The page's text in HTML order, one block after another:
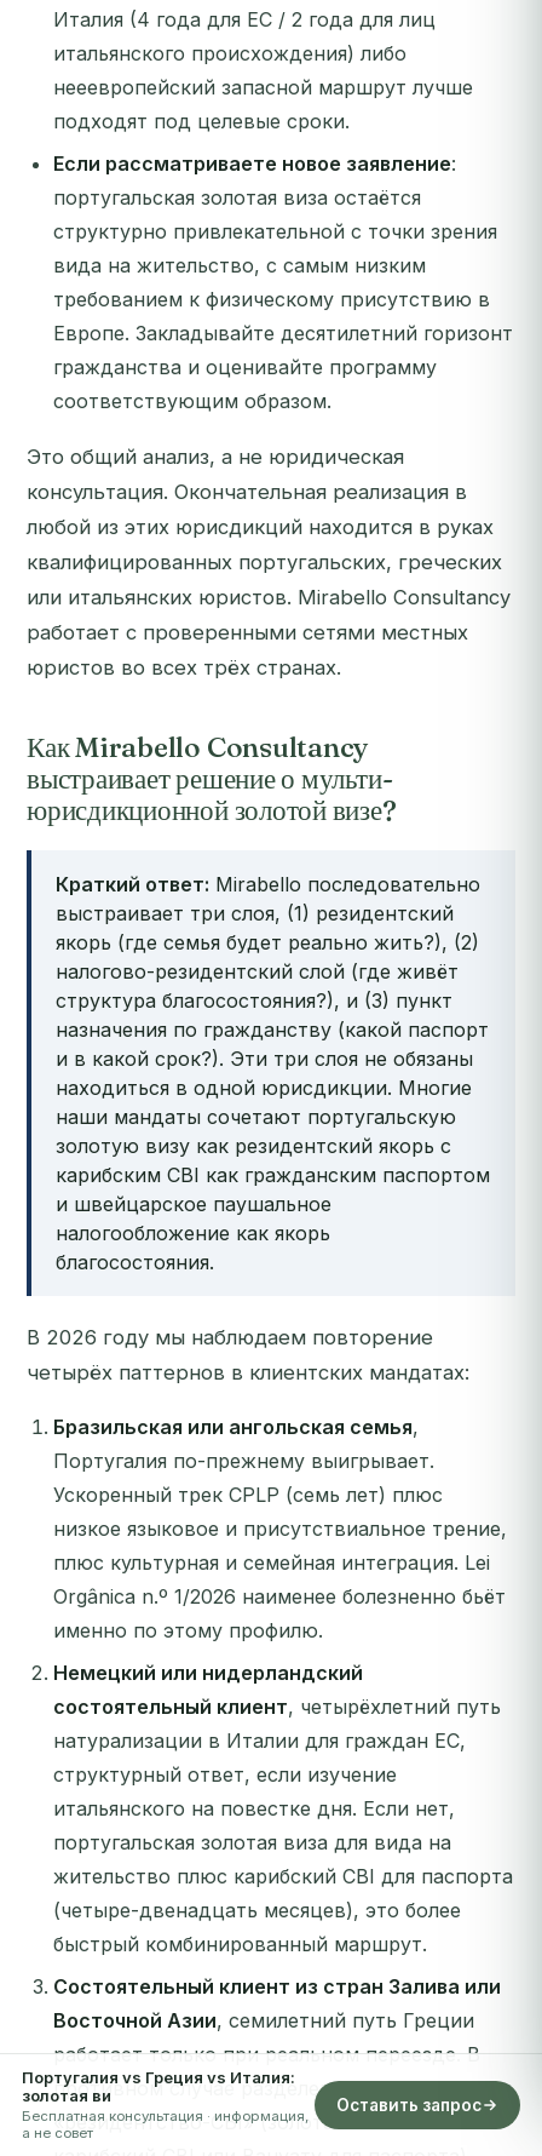
Италия (4 года для ЕС / 2 года для лиц
итальянского происхождения) либо
нееевропейский запасной маршрут лучше
подходят под целевые сроки.
Если рассматриваете новое заявление:
португальская золотая виза остаётся
структурно привлекательной с точки зрения
вида на жительство, с самым низким
требованием к физическому присутствию в
Европе. Закладывайте десятилетний горизонт
гражданства и оценивайте программу
соответствующим образом.
Это общий анализ, а не юридическая
консультация. Окончательная реализация в
любой из этих юрисдикций находится в руках
квалифицированных португальских, греческих
или итальянских юристов. Mirabello Consultancy
работает с проверенными сетями местных
юристов во всех трёх странах.
Как Mirabello Consultancy
выстраивает решение о мульти-
юрисдикционной золотой визе?
Краткий ответ: Mirabello последовательно
выстраивает три слоя, (1) резидентский
якорь (где семья будет реально жить?), (2)
налогово-резидентский слой (где живёт
структура благосостояния?), и (3) пункт
назначения по гражданству (какой паспорт
и в какой срок?). Эти три слоя не обязаны
находиться в одной юрисдикции. Многие
наши мандаты сочетают португальскую
золотую визу как резидентский якорь с
карибским CBI как гражданским паспортом
и швейцарское паушальное
налогообложение как якорь
благосостояния.
В 2026 году мы наблюдаем повторение
четырёх паттернов в клиентских мандатах:
Бразильская или ангольская семья,
Португалия по-прежнему выигрывает.
Ускоренный трек CPLP (семь лет) плюс
низкое языковое и присутствиальное трение,
плюс культурная и семейная интеграция. Lei
Orgânica n.º 1/2026 наименее болезненно бьёт
именно по этому профилю.
Немецкий или нидерландский
состоятельный клиент, четырёхлетний путь
натурализации в Италии для граждан ЕС,
структурный ответ, если изучение
итальянского на повестке дня. Если нет,
португальская золотая виза для вида на
жительство плюс карибский CBI для паспорта
(четыре-двенадцать месяцев), это более
быстрый комбинированный маршрут.
Состоятельный клиент из стран Залива или
Восточной Азии, семилетний путь Греции
работает только при реальном переезде. В
противном случае разделение
«резидентство-CBI» (золотая виза ОАЭ +
Португалия vs Греция vs Италия:
золотая ви
Бесплатная консультация · информация,
а не совет
Оставить запрос